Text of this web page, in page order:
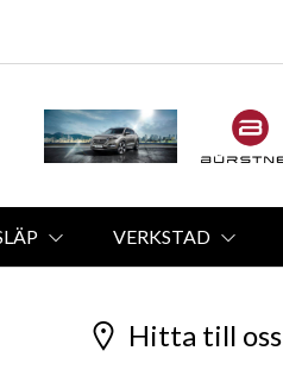
VERKSTAD
Hitta till oss